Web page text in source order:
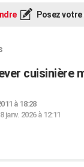
Posez
cuisinière
à 18:28
janv. 2026 à 12:11